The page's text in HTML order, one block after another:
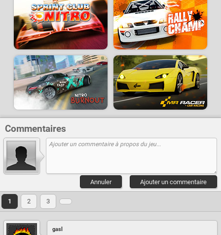
Commentaires
Ajouter un commentaire
Annuler
1 2 3
gasl